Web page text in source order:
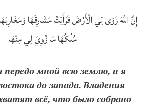
إِنَّ اللَّهَ زَوَى لِي الْأَرْضَ فَرَأَيْتُ مَشَارِقَهَا
مُلْكُهَا مَا زُوِيَ لِي مِنْهَا
передо мной всю землю, и я
до запада. Владения
всё, что было собрано